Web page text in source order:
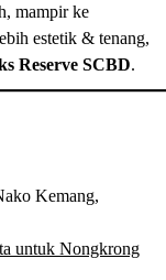
mampir ke
estetik & tenang,
Reserve SCBD.
Kemang,
untuk Nongkrong